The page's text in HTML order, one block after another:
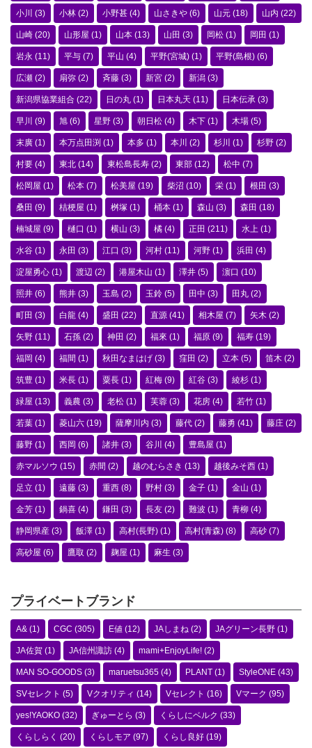
小川 (3) 小林 (2) 小野甚 (4) 山さきや (6) 山元 (18) 山内 (22)
山崎 (20) 山形屋 (1) 山本 (13) 山田 (3) 岡松 (1) 岡田 (1)
岩永 (11) 平与 (7) 平山 (4) 平野(宮城) (1) 平野(島根) (6)
広瀬 (2) 扇弥 (2) 斉藤 (3) 新宮 (2) 新潟 (3)
新潟県協業組合 (22) 日の丸 (1) 日本丸天 (11) 日本伝承 (3)
早川 (9) 旭 (6) 星野 (3) 朝日松 (4) 木下 (1) 木場 (5)
末廣 (1) 本万点田渕 (1) 本多 (1) 本川 (2) 杉川 (1) 杉野 (2)
村要 (4) 東北 (14) 東松島長寿 (2) 東部 (12) 松中 (7)
松岡屋 (1) 松本 (7) 松美屋 (19) 柴沼 (10) 栄 (1) 根田 (3)
桑田 (9) 桔梗屋 (1) 桝塚 (1) 桶本 (1) 森山 (3) 森田 (18)
楠城屋 (9) 樋口 (1) 横山 (3) 橘 (4) 正田 (211) 水上 (1)
水谷 (1) 永田 (3) 江口 (3) 河村 (11) 河野 (1) 浜田 (4)
淀屋勇心 (1) 渡辺 (2) 港屋木山 (1) 澤井 (5) 濵口 (10)
照井 (6) 熊井 (3) 玉島 (2) 玉鈴 (5) 田中 (3) 田丸 (2)
町田 (3) 白龍 (4) 盛田 (22) 直源 (41) 相木屋 (7) 矢木 (2)
矢野 (11) 石孫 (2) 神田 (2) 福來 (1) 福原 (9) 福寿 (19)
福岡 (4) 福間 (1) 秋田なまはげ (3) 窪田 (2) 立本 (5) 笛木 (2)
筑豊 (1) 米長 (1) 粟長 (1) 紅梅 (9) 紅谷 (3) 綾杉 (1)
緑屋 (13) 義農 (3) 老松 (1) 芙蓉 (3) 花房 (4) 若竹 (1)
若葉 (1) 菱山六 (19) 薩摩川内 (3) 藤代 (2) 藤勇 (41) 藤庄 (2)
藤野 (1) 西岡 (6) 諸井 (3) 谷川 (4) 豊島屋 (1)
赤マルソウ (15) 赤間 (2) 越のむらさき (13) 越後みそ西 (1)
足立 (1) 遠藤 (3) 重西 (8) 野村 (3) 金子 (1) 金山 (1)
金芳 (1) 鍋喜 (4) 鎌田 (3) 長友 (2) 難波 (1) 青柳 (4)
静岡県産 (3) 飯澤 (1) 高村(長野) (1) 高村(青森) (8) 高砂 (7)
高砂屋 (6) 鷹取 (2) 麹屋 (1) 麻生 (3)
プライベートブランド
A& (1) CGC (305) E値 (12) JAしまね (2) JAグリーン長野 (1)
JA佐賀 (1) JA信州諏訪 (4) mami+EnjoyLife! (2)
MAN SO-GOODS (3) maruetsu365 (4) PLANT (1) StyleONE (43)
SVセレクト (5) Vクオリティ (14) Vセレクト (16) Vマーク (95)
yes!YAOKO (32) ぎゅーとら (3) くらしにベルク (33)
くらしらく (20) くらしモア (97) くらし良好 (19)